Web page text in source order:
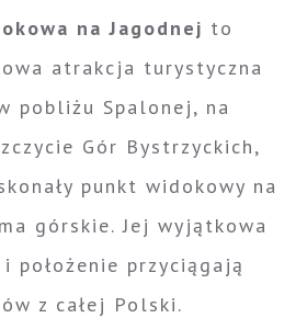
na Jagodnej to
atrakcja turystyczna
pobliżu Spalonej, na
Gór Bystrzyckich,
punkt widokowy na
górskie. Jej wyjątkowa
położenie przyciągają
z całej Polski.